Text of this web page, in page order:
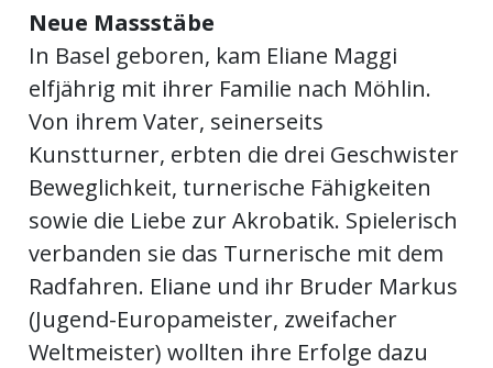
Neue Massstäbe
In Basel geboren, kam Eliane Maggi
elfjährig mit ihrer Familie nach Möhlin.
Von ihrem Vater, seinerseits
Kunstturner, erbten die drei Geschwister
Beweglichkeit, turnerische Fähigkeiten
sowie die Liebe zur Akrobatik. Spielerisch
verbanden sie das Turnerische mit dem
Radfahren. Eliane und ihr Bruder Markus
(Jugend-Europameister, zweifacher
Weltmeister) wollten ihre Erfolge dazu